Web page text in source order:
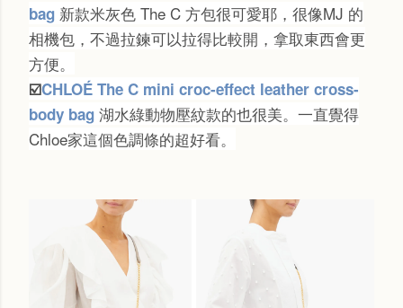
bag 新款米灰色 The C 方包很可愛耶，很像MJ 的
相機包，不過拉鍊可以拉得比較開，拿取東西會更
方便。
☑️CHLOÉ The C mini croc-effect leather cross-
body bag 湖水綠動物壓紋款的也很美。一直覺得
Chloe家這個色調條的超好看。